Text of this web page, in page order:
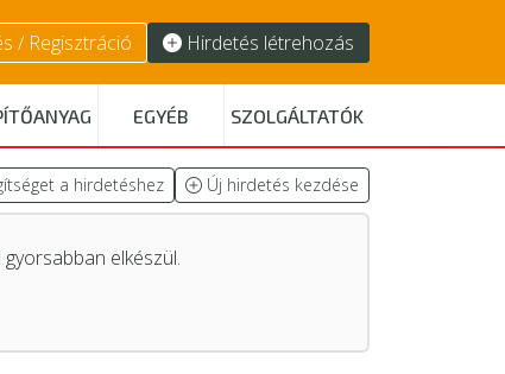
/ Regisztráció Hirdetés létrehozás
EGYÉB SZOLGÁLTATÓK
a hirdetéshez Új hirdetés kezdése
elkészül.